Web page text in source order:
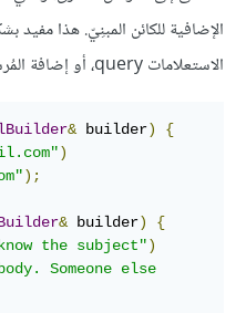
الإضافية للكائن المبنِيّ. هذا مفيد
الاستعلامات query، أو إضافة المُرشِّحات، وغيرها من المواصفات.
& builder)
{
)
);
& builder)
{
the subject")
Someone else